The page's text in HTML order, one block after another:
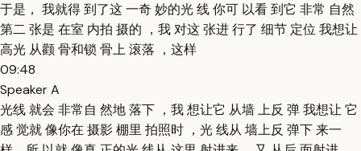
于是， 我就得 到了这 一奇 妙的光 线 你可 以看 到它 非常 自然
第二 张是 在室 内拍 摄的 ，我 对这 张进 行了 细节 定位 我想让
高光 从颧 骨和锁 骨上 滚落 ，这样
09:48
Speaker A
光线 就会 非常自 然地 落下 ，我 想让它 从墙 上反 弹 我想让 它
感 觉就 像你在 摄影 棚里 拍照时 ，光 线从 墙上反 弹下 来一